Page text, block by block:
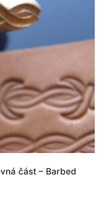
část – Barbed